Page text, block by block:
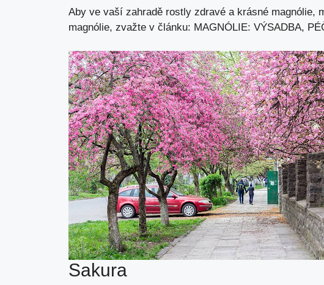
Aby ve vaší zahradě rostly zdravé a krásné magnólie,
magnólie, zvažte v článku: MAGNÓLIE: VÝSADBA,
Sakura